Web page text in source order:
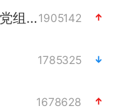
视频丨中国东方电气集团原党组副书记、董事宋致远被查1905142
1785325
1678628